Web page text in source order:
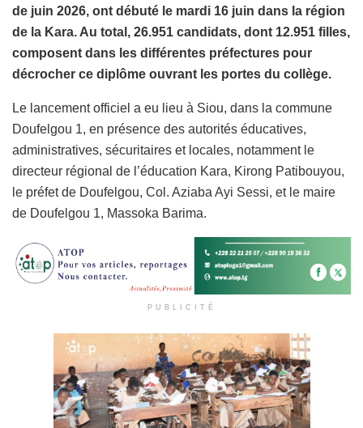
de juin 2026, ont débuté le mardi 16 juin dans la région
de la Kara. Au total, 26.951 candidats, dont 12.951 filles,
composent dans les différentes préfectures pour
décrocher ce diplôme ouvrant les portes du collège.
Le lancement officiel a eu lieu à Siou, dans la commune
Doufelgou 1, en présence des autorités éducatives,
administratives, sécuritaires et locales, notamment le
directeur régional de l’éducation Kara, Kirong Patibouyou,
le préfet de Doufelgou, Col. Aziaba Ayi Sessi, et le maire
de Doufelgou 1, Massoka Barima.
PUBLICITÉ